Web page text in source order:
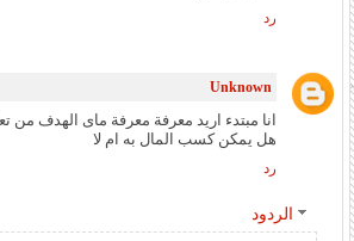
رد
Unknown
انا مبتدء اريد معرفة معرفة ماى الهدف من
هل يمكن كسب المال به ام لا
رد
الردود